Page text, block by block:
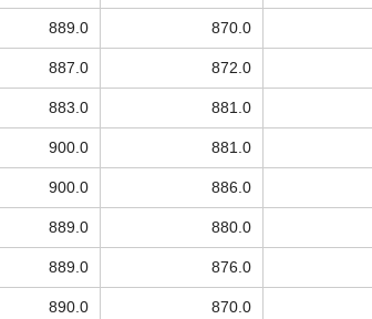
889.0 870.0
887.0 872.0
883.0 881.0
900.0 881.0
900.0 886.0
889.0 880.0
889.0 876.0
890.0 870.0